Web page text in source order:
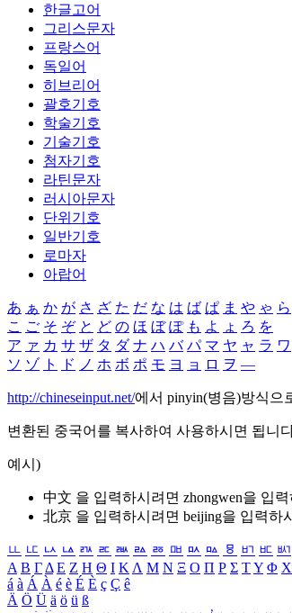
한글고어
그리스문자
프랑스어
독일어
히브리어
괄호기호
학술기호
기술기호
첨자기호
라틴문자
러시아문자
단위기호
일반기호
로마자
아랍어
あ ぁ か が さ ざ た だ な は ば ぱ ま や ゃ ら
こ ご そ ぞ と ど の ほ ぼ ぽ も よ ょ ろ を
ア ァ カ サ ザ タ ダ ナ ハ バ パ マ ヤ ャ ラ ワ
ソ ゾ ト ド ノ ホ ボ ポ モ ヨ ョ ロ ヲ ―
http://chineseinput.net/에서 pinyin(병음)방식으
변환된 중국어를 복사하여 사용하시면 됩니
예시)
中文 을 입력하시려면 zhongwen을 입
北京 을 입력하시려면 beijing을 입력하
ㅥ ㅦ ㅧ ㅨ ㅩ ㅪ ㅫ ㅬ ㅭ ㅮ ㅯ ㅰ ㅱ ㅲ ㅳ ㅴ
Α Β ΓΔ Ε Ζ Η Θ Ι ΚΛ Μ Ν Ξ Ο Π Ρ Σ ΤΥ Φ Χ
á à Á À é è É È ç Ç ê
Ä Ö Ü ä ö ü ß